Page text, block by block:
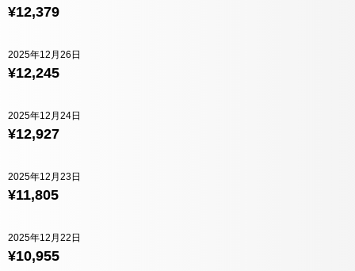
¥12,379
¥12,245
2025年12月26日
¥12,927
2025年12月24日
¥11,805
2025年12月23日
¥10,955
2025年12月22日